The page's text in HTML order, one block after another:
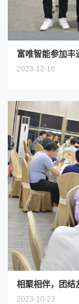
富唯智能参加丰
2023-12-16
相聚相伴，团结
2023-10-23